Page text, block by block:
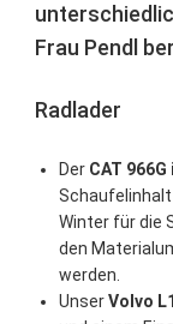
Frau Pendl
Radlader
Der CAT
Winter für die
den
werden.
UnserVolvo